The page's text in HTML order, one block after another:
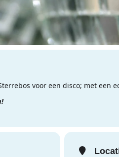
voor een disco; met een